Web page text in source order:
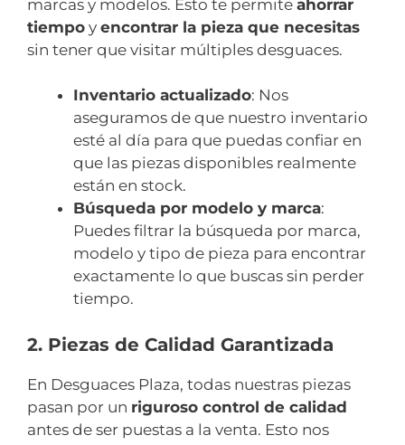
marcas y modelos. Esto te permite ahorrar
tiempo y encontrar la pieza que necesitas
sin tener que visitar múltiples desguaces.
Inventario actualizado: Nos
aseguramos de que nuestro inventario
esté al día para que puedas confiar en
que las piezas disponibles realmente
están en stock.
Búsqueda por modelo y marca:
Puedes filtrar la búsqueda por marca,
modelo y tipo de pieza para encontrar
exactamente lo que buscas sin perder
tiempo.
2. Piezas de Calidad Garantizada
En Desguaces Plaza, todas nuestras piezas
pasan por un riguroso control de calidad
antes de ser puestas a la venta. Esto nos